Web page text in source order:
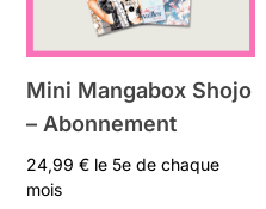
Mini Mangabox Shojo
– Abonnement
24,99€ le 5e de chaque
mois